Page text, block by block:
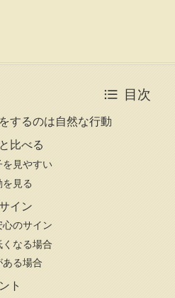
目次
するのは自然な行動
比べる
を見やすい
見る
イン
心のサイン
なる場合
る場合
ト